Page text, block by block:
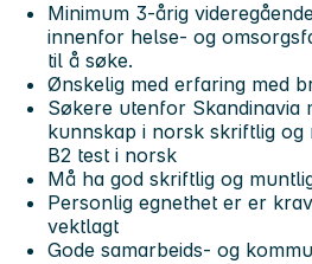
Minimum 3-årig
innenfor helse- og
til å søke.
Ønskelig med erfaring med
Søkere utenfor Skandinavia
kunnskap i norsk skriftlig og
B2 test i norsk
Må ha god skriftlig og
Personlig egnethet er er
vektlagt
Gode samarbeids- og